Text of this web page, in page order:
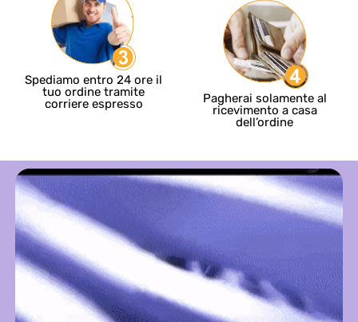
Spediamo entro 24 ore il
tuo ordine tramite
corriere espresso
Pagherai solamente al
ricevimento a casa
dell’ordine